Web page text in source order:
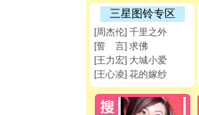
三星图铃专区
[周杰伦] 千里之外
[誓 言] 求佛
[王力宏] 大城小爱
[王心凌] 花的嫁纱